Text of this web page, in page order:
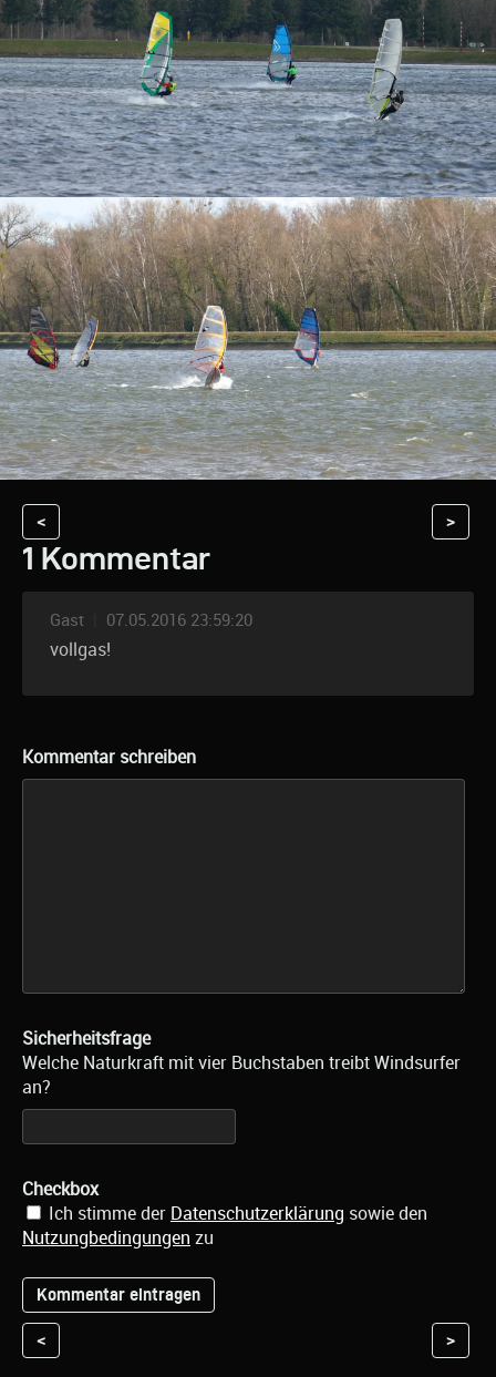
< >
1 Kommentar
Gast 07.05.2016 23:59:20
vollgas!
Kommentar schreiben
Sicherheitsfrage
Welche Naturkraft mit vier Buchstaben treibt Windsurfer
an?
Checkbox
Ich stimme der Datenschutzerklärung sowie den
Nutzungbedingungen zu
< >